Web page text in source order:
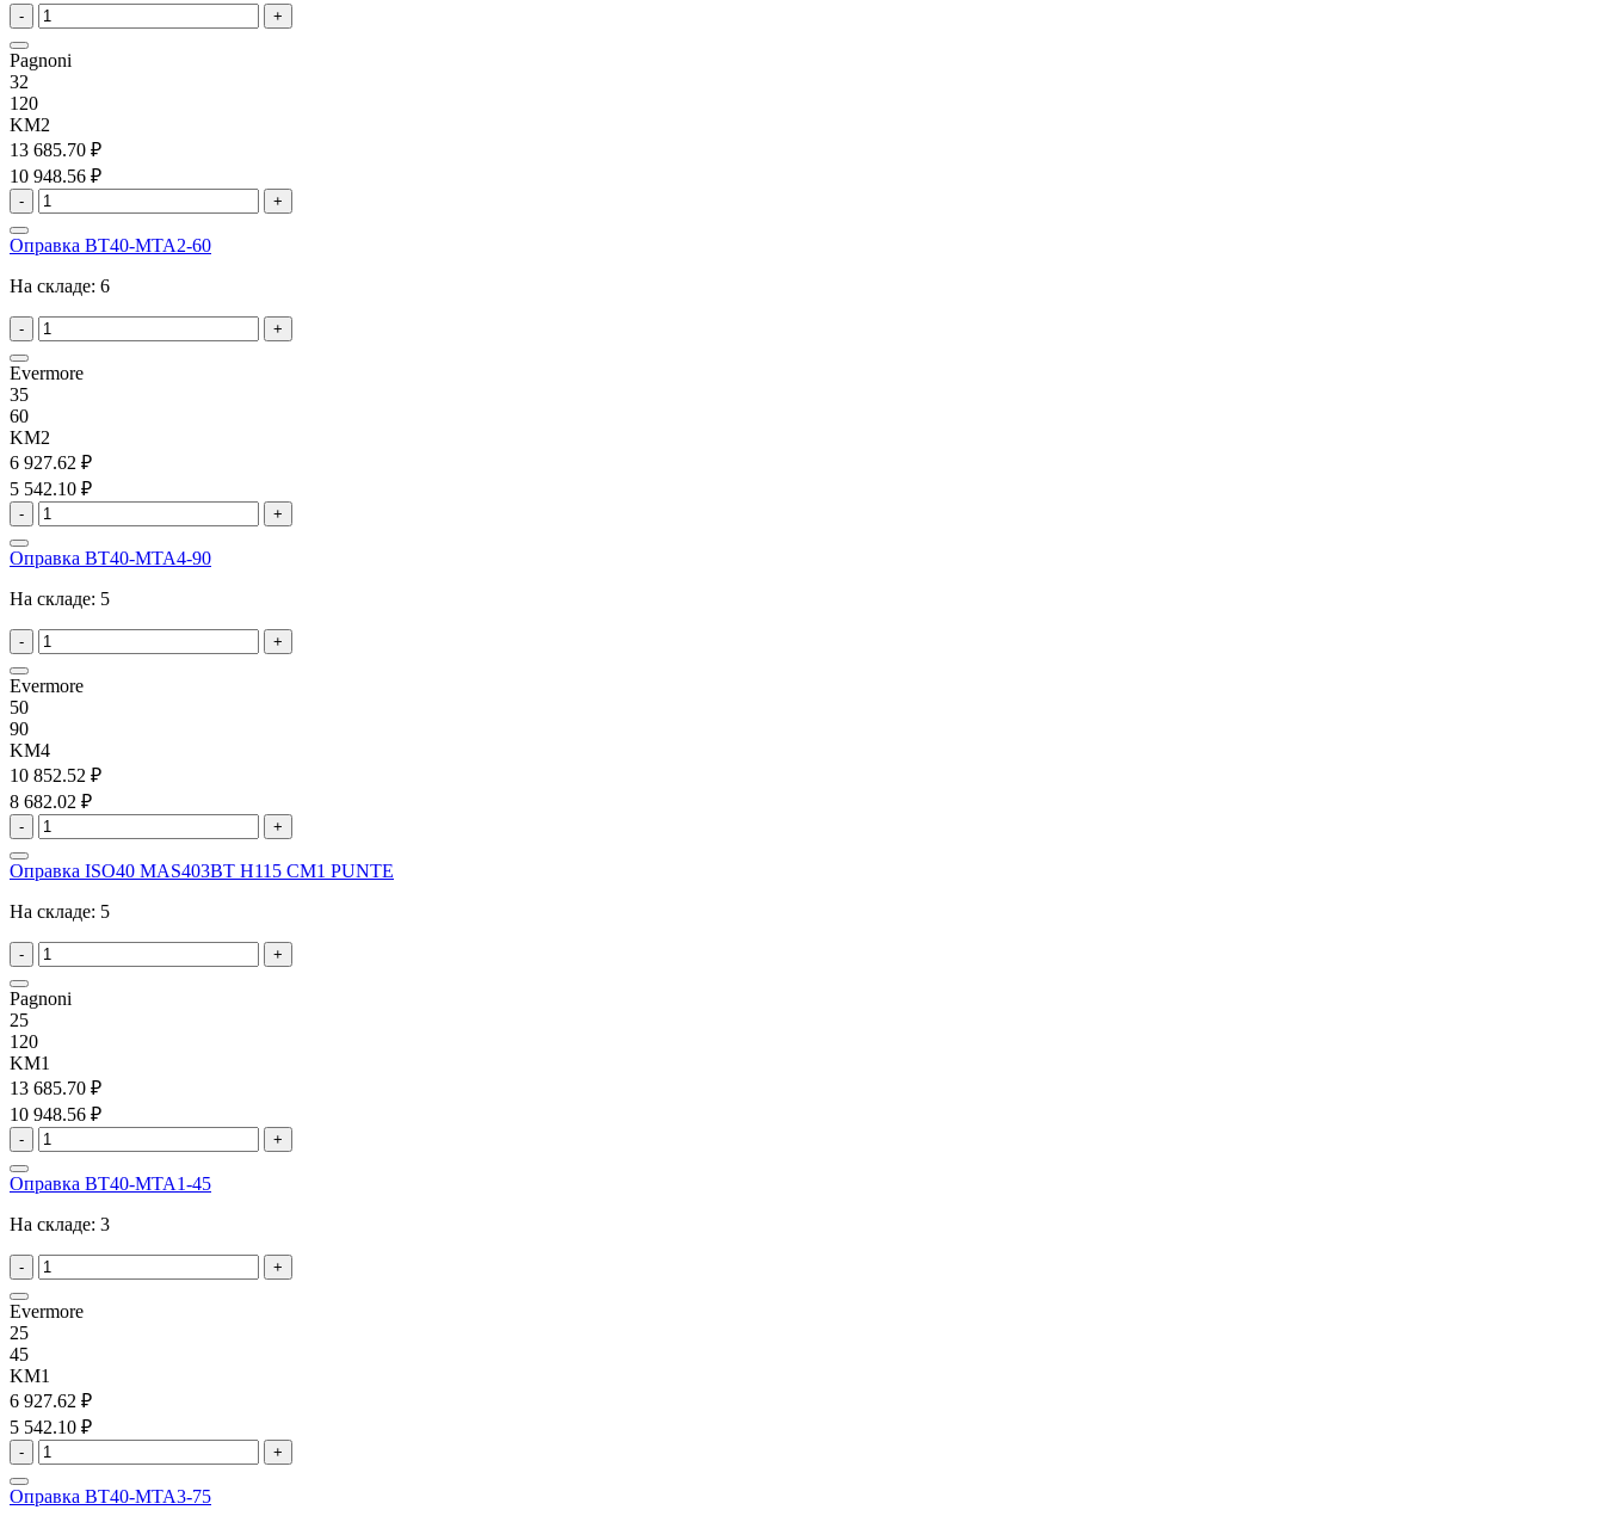
- +
Pagnoni
32
120
KM2
13 685.70 ₽
10 948.56 ₽
- +
Оправка BT40-MTA2-60
На складе: 6
- +
Evermore
35
60
KM2
6 927.62 ₽
5 542.10 ₽
- +
Оправка BT40-MTA4-90
На складе: 5
- +
Evermore
50
90
KM4
10 852.52 ₽
8 682.02 ₽
- +
Оправка ISO40 MAS403BT H115 CM1 PUNTE
На складе: 5
- +
Pagnoni
25
120
KM1
13 685.70 ₽
10 948.56 ₽
- +
Оправка BT40-MTA1-45
На складе: 3
- +
Evermore
25
45
KM1
6 927.62 ₽
5 542.10 ₽
- +
Оправка BT40-MTA3-75